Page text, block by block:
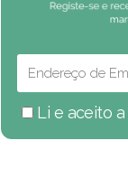
Li e aceito a